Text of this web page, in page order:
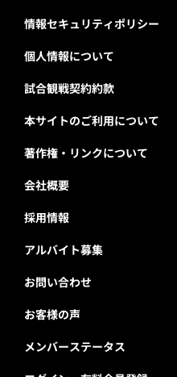
情報セキュリティポリシー
個人情報について
試合観戦契約約款
本サイトのご利用について
著作権・リンクについて
会社概要
採用情報
アルバイト募集
お問い合わせ
お客様の声
メンバーステータス